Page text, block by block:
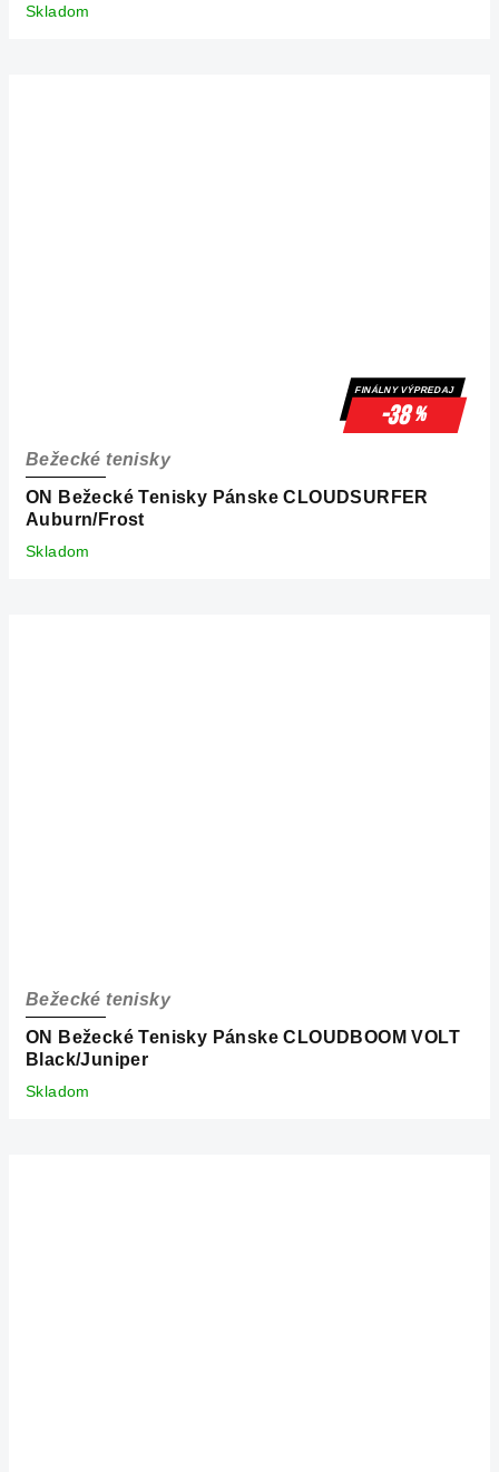
Skladom
FINÁLNY VÝPREDAJ
-38%
ON Bežecké Tenisky Pánske CLOUDSURFER
Auburn/Frost
Bežecké tenisky
Skladom
ON Bežecké Tenisky Pánske CLOUDBOOM VOLT
Black/Juniper
Bežecké tenisky
Skladom